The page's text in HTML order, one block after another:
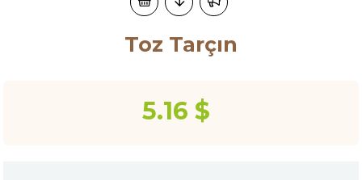
Toz Tarçın
5.16 $